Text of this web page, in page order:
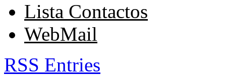
Lista Contactos
WebMail
RSS Entries